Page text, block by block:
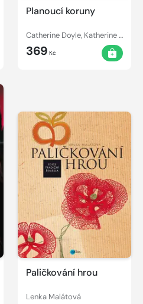
Planoucí koruny
Catherine Doyle, Katherine Webber
369 Kč
Paličkování hrou
Lenka Malátová